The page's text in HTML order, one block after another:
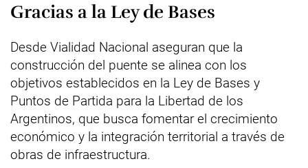
Gracias a la Ley de Bases
Desde Vialidad Nacional aseguran que la
construcción del puente se alinea con los
objetivos establecidos en la Ley de Bases y
Puntos de Partida para la Libertad de los
Argentinos, que busca fomentar el crecimiento
económico y la integración territorial a través de
obras de infraestructura.